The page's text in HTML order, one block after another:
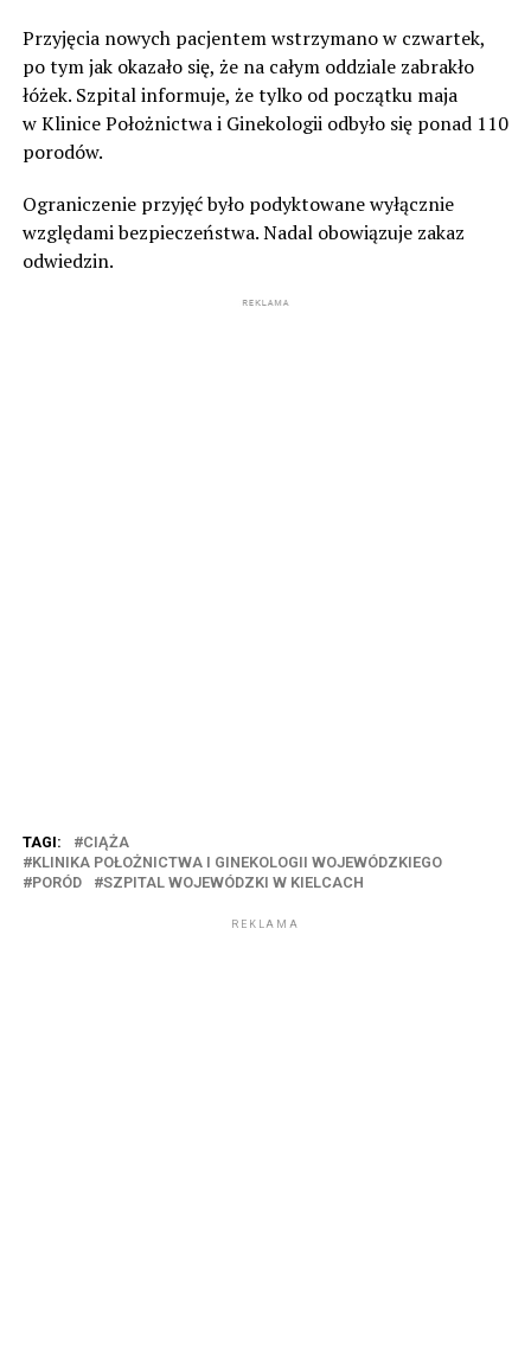
Przyjęcia nowych pacjentem wstrzymano w czwartek,
po tym jak okazało się, że na całym oddziale zabrakło
łóżek. Szpital informuje, że tylko od początku maja
w Klinice Położnictwa i Ginekologii odbyło się ponad 110
porodów.
Ograniczenie przyjęć było podyktowane wyłącznie
względami bezpieczeństwa. Nadal obowiązuje zakaz
odwiedzin.
TAGI:
CIĄŻA
KLINIKA POŁOŻNICTWA I GINEKOLOGII WOJEWÓDZKIEGO
PORÓD
SZPITAL WOJEWÓDZKI W KIELCACH
REKLAMA